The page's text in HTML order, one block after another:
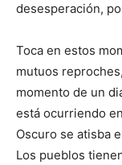
desesperación,
Toca en estos
mutuos
momento de un
está ocurriendo
Oscuro se atisba
Los pueblos